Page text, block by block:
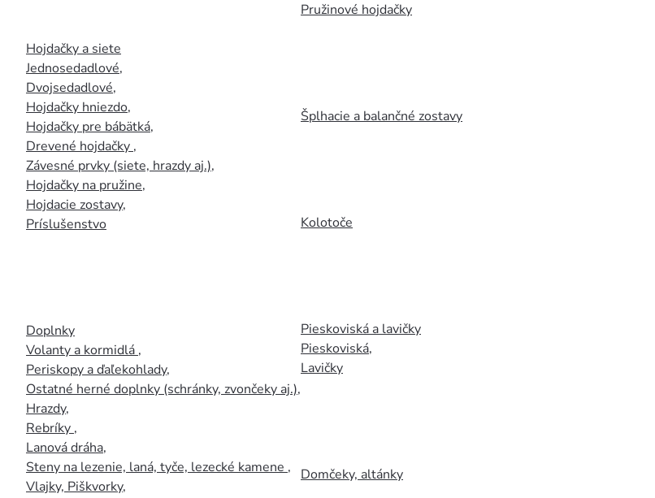
Hojdačky a siete
Jednosedadlové,
Dvojsedadlové,
Hojdačky hniezdo,
Hojdačky pre bábätká,
Drevené hojdačky ,
Závesné prvky (siete, hrazdy aj.),
Hojdačky na pružine,
Hojdacie zostavy,
Príslušenstvo
Doplnky
Volanty a kormidlá ,
Periskopy a ďaľekohlady,
Ostatné herné doplnky (schránky, zvončeky aj.),
Hrazdy,
Rebríky ,
Lanová dráha,
Steny na lezenie, laná, tyče, lezecké kamene ,
Vlajky, Piškvorky,
Pružinové hojdačky
Šplhacie a balančné zostavy
Kolotoče
Pieskoviská a lavičky
Pieskoviská,
Lavičky
Domčeky, altánky